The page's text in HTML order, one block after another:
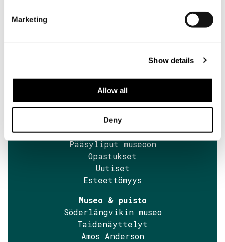
Marketing
Show details
Allow all
Deny
sales@soderlangvik.fi
Tervetuloa
Näin saavut meille
Aukioloajat
Yhteystiedot
Pääsyliput museoon
Opastukset
Uutiset
Esteettömyys
Museo & puisto
Söderlångvikin museo
Taidenäyttelyt
Amos Anderson